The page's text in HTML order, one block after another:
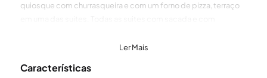
quiosque com churrasqueira e com um forno de pizza, terraço
Além disso, no terceiro andar, você terá uma sala de jogos,
com a família.
Ler Mais
Características